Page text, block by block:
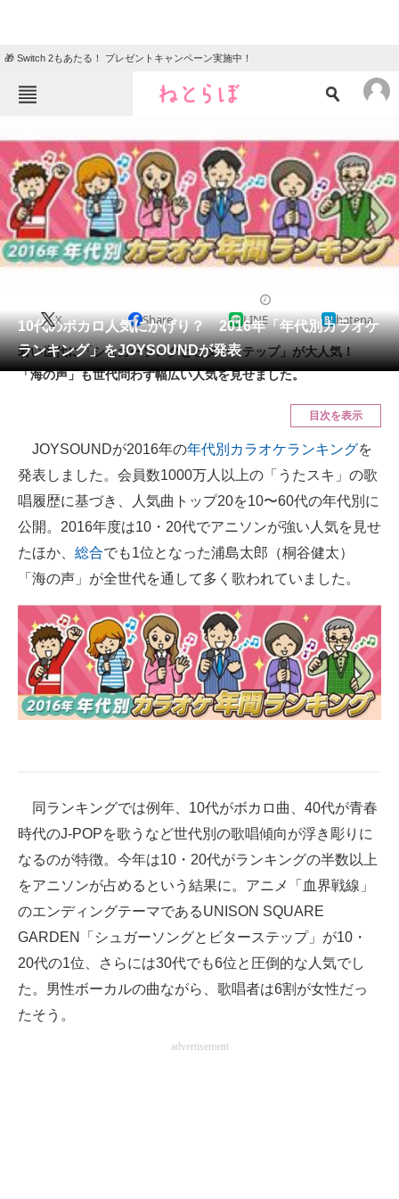
🎁 Switch 2もあたる！ プレゼントキャンペーン実施中！
TOP ニュース
エンタメ クイズ
グルメ 地域
住まい 教育・育児
会員記事
メディア
スマホと通信の最新トレンド
好きが集まる 比べて選べる
AI活用のいまが分かる
企業ITのトレンドを詳説
経営リーダーのコミュニティ
IT製品の技術・比較・事例
モノづくり技術者専門サイト
エレクトロニクス専門サイト
電子設計の基本と応用
エネルギーの専門メディア
10代のボカロ人気にかげり？ 2016年「年代別カラオケ
ランキング」をJOYSOUNDが発表
X Share LINE hatena
若い世代に「シュガーソングとビターステップ」が大人気！
「海の声」も世代問わず幅広い人気を見せました。
目次を表示
JOYSOUNDが2016年の年代別カラオケランキングを
発表しました。会員数1000万人以上の「うたスキ」の歌
唱履歴に基づき、人気曲トップ20を10〜60代の年代別に
公開。2016年度は10・20代でアニソンが強い人気を見せ
たほか、 総合でも1位となった浦島太郎（桐谷健太）
「海の声」が全世代を通して多く歌われていました。
同ランキングでは例年、10代がボカロ曲、40代が青春
時代のJ-POPを歌うなど世代別の歌唱傾向が浮き彫りに
なるのが特徴。今年は10・20代がランキングの半数以上
をアニソンが占めるという結果に。アニメ「血界戦線」
のエンディングテーマであるUNISON SQUARE
GARDEN「シュガーソングとビターステップ」が10・
20代の1位、さらには30代でも6位と圧倒的な人気でし
た。男性ボーカルの曲ながら、歌唱者は6割が女性だっ
たそう。
advertisement